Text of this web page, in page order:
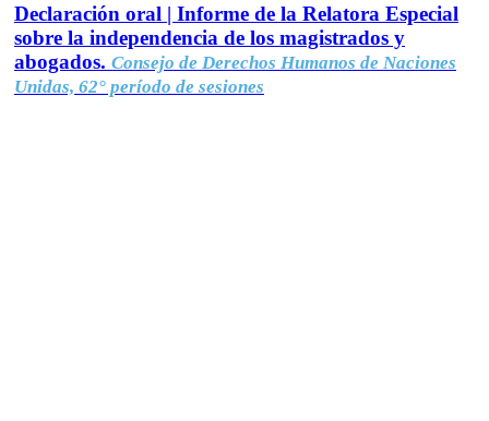
Declaración oral | Informe de la Relatora Especial
sobre la independencia de los magistrados y
abogados. Consejo de Derechos Humanos de Naciones
Unidas, 62° período de sesiones